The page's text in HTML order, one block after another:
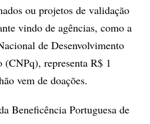
ou projetos de validação
vindo de agências, como a
de Desenvolvimento
representa R$ 1
vem de doações.
Beneficência Portuguesa de